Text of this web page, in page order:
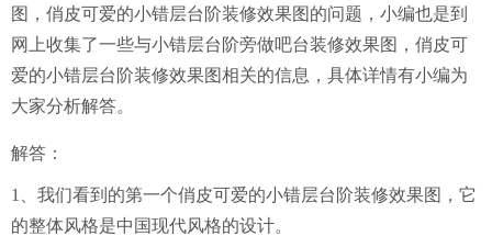
图，俏皮可爱的小错层台阶装修效果图的问题，小编也是到
网上收集了一些与小错层台阶旁做吧台装修效果图，俏皮可
爱的小错层台阶装修效果图相关的信息，具体详情有小编为
大家分析解答。
解答：
1、我们看到的第一个俏皮可爱的小错层台阶装修效果图，它
的整体风格是中国现代风格的设计。